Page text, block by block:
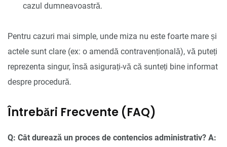
cazul dumneavoastră.
Pentru cazuri mai simple, unde miza nu este foarte mare și
actele sunt clare (ex: o amendă contravențională), vă puteți
reprezenta singur, însă asigurați-vă că sunteți bine informat
despre procedură.
Întrebări Frecvente (FAQ)
Q: Cât durează un proces de contencios administrativ? A: